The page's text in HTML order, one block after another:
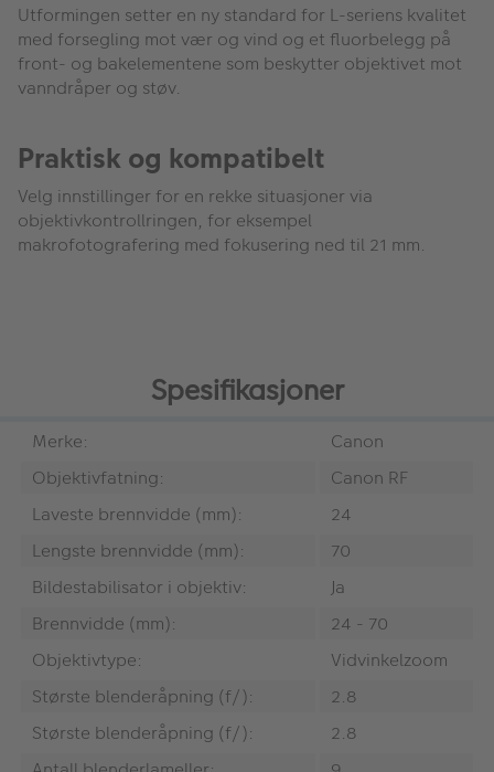
Utformingen setter en ny standard for L-seriens kvalitet
med forsegling mot vær og vind og et fluorbelegg på
front- og bakelementene som beskytter objektivet mot
vanndråper og støv.
Praktisk og kompatibelt
Velg innstillinger for en rekke situasjoner via
objektivkontrollringen, for eksempel
makrofotografering med fokusering ned til 21 mm.
Spesifikasjoner
Merke:
Canon
Objektivfatning:
Canon RF
Laveste brennvidde (mm):
24
Lengste brennvidde (mm):
70
Bildestabilisator i objektiv:
Ja
Brennvidde (mm):
24 - 70
Objektivtype:
Vidvinkelzoom
Største blenderåpning (f/):
2.8
Største blenderåpning (f/):
2.8